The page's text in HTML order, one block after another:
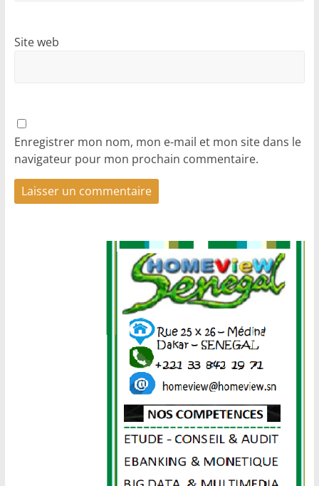
Site web
Enregistrer mon nom, mon e-mail et mon site dans le
navigateur pour mon prochain commentaire.